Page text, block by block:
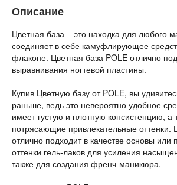
Описание
Цветная база – это находка для любого
соединяет в себе камуфлирующее
флаконе. Цветная база POLE отлично
выравнивания ногтевой пластины.
Купив Цветную базу от POLE, вы
раньше, ведь это невероятно удобное
имеет густую и плотную консистенцию, а
потрясающие привлекательные оттенки.
отлично подходит в качестве основы или
оттенки гель-лаков для усиления
также для создания френч-маникюра.